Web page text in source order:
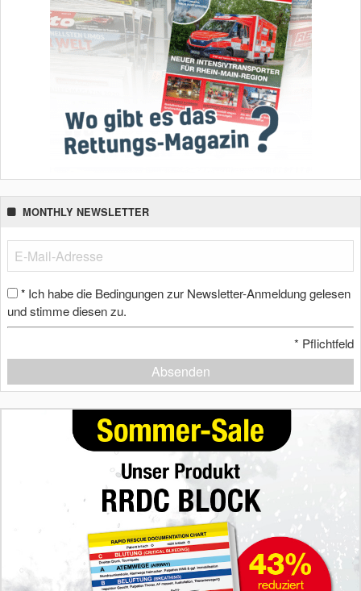
MONTHLY NEWSLETTER
* Ich habe die Bedingungen zur Newsletter-Anmeldung gelesen
und stimme diesen zu.
* Pflichtfeld
Absenden